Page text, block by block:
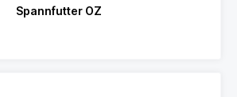
Spannfutter OZ